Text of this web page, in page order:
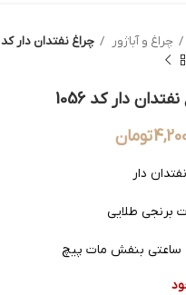
چراغ و آباژور چراغ نفتدان دار کد 1056
دار کد 1056
تومان
دار
برنجی طلایی
ساعتی بنفش مات پیچ